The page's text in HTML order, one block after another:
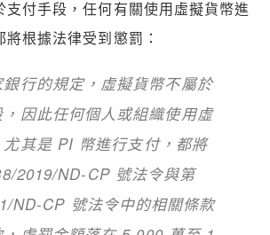
支付手段，任何有關使用虛擬貨幣進
根據法律受到懲罰：
行的規定，虛擬貨幣不屬於
，因此任何個人或組織使用虛
尤其是 PI 幣進行支付，都將
2019/ND-CP 號法令與第
ND-CP 號法令中的相關條款